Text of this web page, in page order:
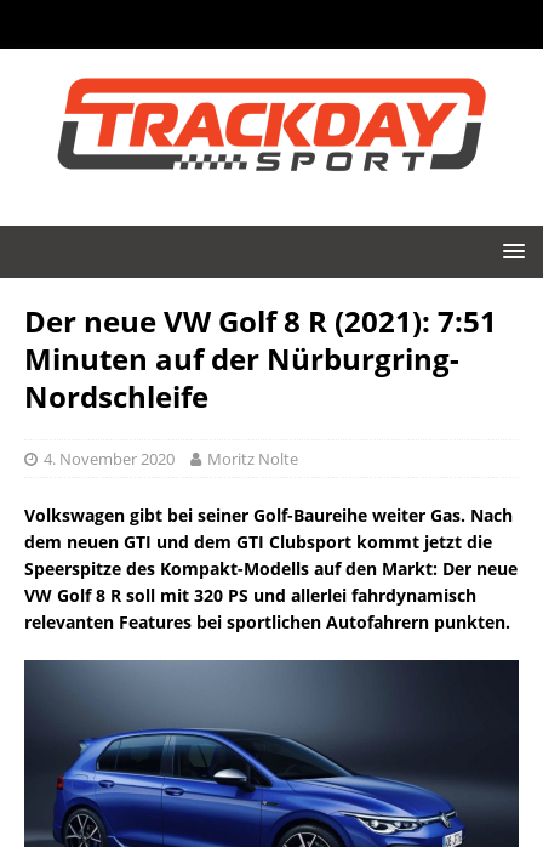
Der neue VW Golf 8 R (2021): 7:51
Minuten auf der Nürburgring-
Nordschleife
4. November 2020 Moritz Nolte
Volkswagen gibt bei seiner Golf-Baureihe weiter Gas. Nach
dem neuen GTI und dem GTI Clubsport kommt jetzt die
Speerspitze des Kompakt-Modells auf den Markt: Der neue
VW Golf 8 R soll mit 320 PS und allerlei fahrdynamisch
relevanten Features bei sportlichen Autofahrern punkten.